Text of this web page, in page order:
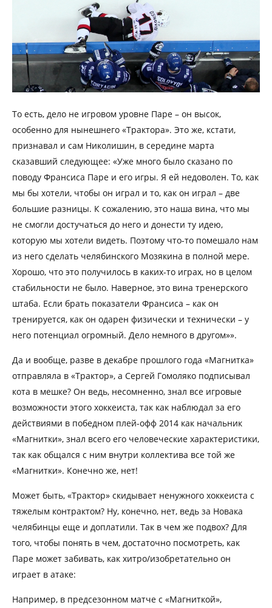
То есть, дело не игровом уровне Паре – он высок,
особенно для нынешнего «Трактора». Это же, кстати,
признавал и сам Николишин, в середине марта
сказавший следующее: «Уже много было сказано по
поводу Франсиса Паре и его игры. Я ей недоволен. То, как
мы бы хотели, чтобы он играл и то, как он играл – две
большие разницы. К сожалению, это наша вина, что мы
не смогли достучаться до него и донести ту идею,
которую мы хотели видеть. Поэтому что-то помешало нам
из него сделать челябинского Мозякина в полной мере.
Хорошо, что это получилось в каких-то играх, но в целом
стабильности не было. Наверное, это вина тренерского
штаба. Если брать показатели Франсиса – как он
тренируется, как он одарен физически и технически – у
него потенциал огромный. Дело немного в другом»».
Да и вообще, разве в декабре прошлого года «Магнитка»
отправляла в «Трактор», а Сергей Гомоляко подписывал
кота в мешке? Он ведь, несомненно, знал все игровые
возможности этого хоккеиста, так как наблюдал за его
действиями в победном плей-офф 2014 как начальник
«Магнитки», знал всего его человеческие характеристики,
так как общался с ним внутри коллектива все той же
«Магнитки». Конечно же, нет!
Может быть, «Трактор» скидывает ненужного хоккеиста с
тяжелым контрактом? Ну, конечно, нет, ведь за Новака
челябинцы еще и доплатили. Так в чем же подвох? Для
того, чтобы понять в чем, достаточно посмотреть, как
Паре может забивать, как хитро/изобретательно он
играет в атаке:
Например, в предсезонном матче с «Магниткой»,